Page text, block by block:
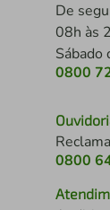
De
08h às
Sábado
0800
0800